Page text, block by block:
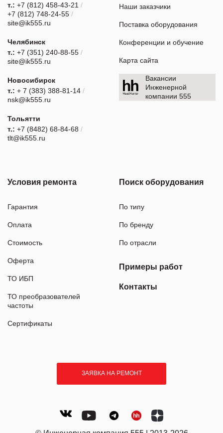
т.: +7 (812) 458-43-21 /
+7 (812) 748-24-55 /
site@ik555.ru
Челябинск
т.: +7 (351) 240-88-55 /
site@ik555.ru
Новосибирск
т.: + 7 (383) 388-81-14 /
nsk@ik555.ru
Тольятти
т.: +7 (8482) 68-84-68 /
tlt@ik555.ru
Наши заказчики
Поставка оборудования
Конференции и обучение
Карта сайта
Вакансии
Инженерной
компании 555
Условия ремонта
Гарантия
Оплата
Стоимость
Оферта
ТО ИБП
ТО преобразователей
частоты
Сертификаты
Поиск оборудования
По типу
По бренду
По отрасли
Примеры работ
Контакты
ЗАЯВКА НА РЕМОНТ